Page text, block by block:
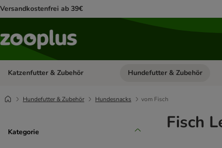
Versandkostenfrei ab 39€
Katzenfutter & Zubehör Kategorie-Menü öffnen:
Hundefutter & Zubehör
Hundefutter & Zubehör Hundesnacks vom Fisch
Kategorie Fisch